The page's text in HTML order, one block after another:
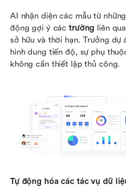
AI nhận diện các mẫu từ
động gợi ý các trường liên
sở hữu và thời hạn. Trưởng dự
hình dung tiến độ, sự phụ
không cần thiết lập thủ công.
Tự động hóa các tác vụ dữ